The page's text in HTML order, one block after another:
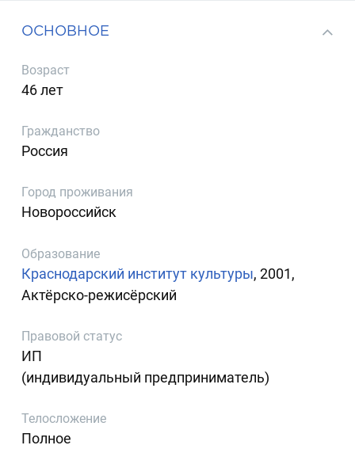
ОСНОВНОЕ
Возраст
46 лет
Гражданство
Россия
Город проживания
Новороссийск
Образование
Краснодарский институт культуры, 2001,
Актёрско-режисёрский
Правовой статус
ИП
(индивидуальный предприниматель)
Телосложение
Полное